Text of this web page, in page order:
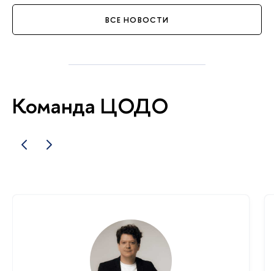
по оценке эффективности этих
мероприятий в рамках аудита
СП РФ и апробировали эти предложения.
ВСЕ НОВОСТИ
Команда ЦОДО